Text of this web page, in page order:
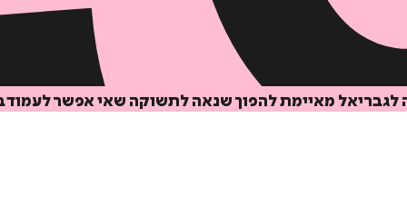
לגבריאל מאיימת להפוך שנאה לתשוקה שאי אפשר לעמוד